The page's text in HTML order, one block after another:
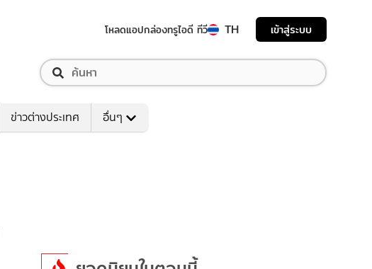
โหลดแอปกล่องทรูไอดี ทีวี TH เข้าสู่ระบบ
ข่าวต่างประเทศ อื่นๆ